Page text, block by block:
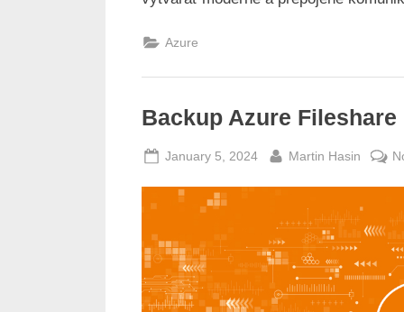
Azure
Backup Azure
Posted
January 5, 2024 By
Martin Hasin